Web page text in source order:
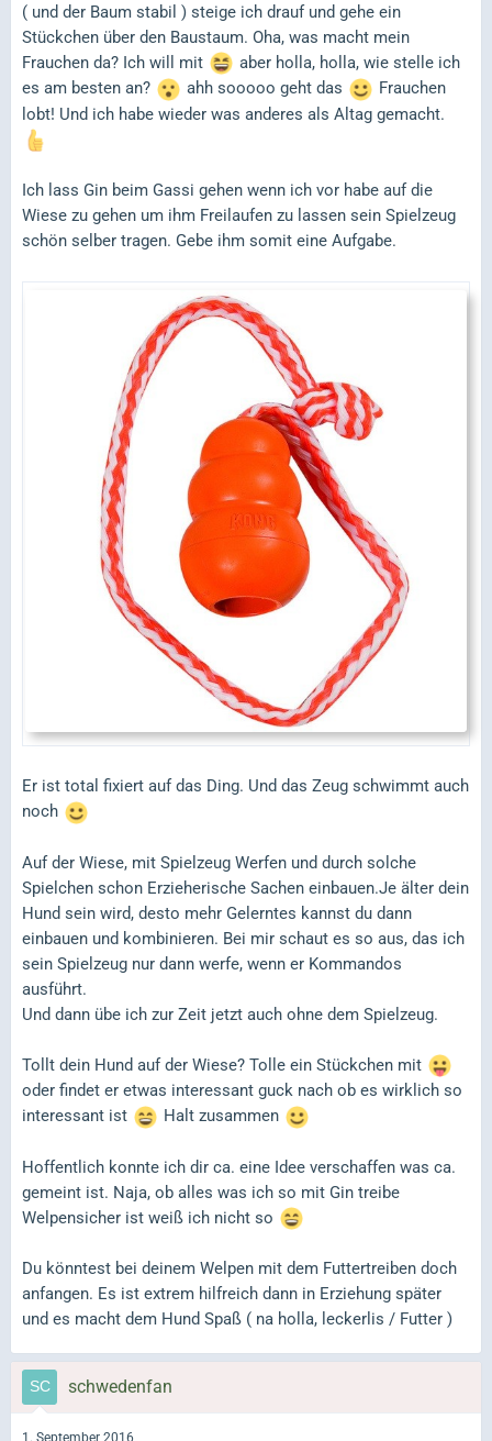
( und der Baum stabil ) steige ich drauf und gehe ein
Stückchen über den Baustaum. Oha, was macht mein
Frauchen da? Ich will mit
aber holla, holla, wie stelle ich
es am besten an?
ahh sooooo geht das
Frauchen
lobt! Und ich habe wieder was anderes als Altag gemacht.
Ich lass Gin beim Gassi gehen wenn ich vor habe auf die
Wiese zu gehen um ihm Freilaufen zu lassen sein Spielzeug
schön selber tragen. Gebe ihm somit eine Aufgabe.
Er ist total fixiert auf das Ding. Und das Zeug schwimmt auch
noch
Auf der Wiese, mit Spielzeug Werfen und durch solche
Spielchen schon Erzieherische Sachen einbauen.Je älter dein
Hund sein wird, desto mehr Gelerntes kannst du dann
einbauen und kombinieren. Bei mir schaut es so aus, das ich
sein Spielzeug nur dann werfe, wenn er Kommandos
ausführt.
Und dann übe ich zur Zeit jetzt auch ohne dem Spielzeug.
Tollt dein Hund auf der Wiese? Tolle ein Stückchen mit
oder findet er etwas interessant guck nach ob es wirklich so
interessant ist
Halt zusammen
Hoffentlich konnte ich dir ca. eine Idee verschaffen was ca.
gemeint ist. Naja, ob alles was ich so mit Gin treibe
Welpensicher ist weiß ich nicht so
Du könntest bei deinem Welpen mit dem Futtertreiben doch
anfangen. Es ist extrem hilfreich dann in Erziehung später
und es macht dem Hund Spaß ( na holla, leckerlis / Futter )
schwedenfan
1. September 2016